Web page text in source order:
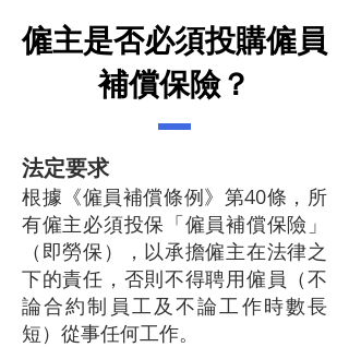
僱主是否必須投購僱員
補償保險？
法定要求
根據《僱員補償條例》第40條，所
有僱主必須投保「僱員補償保險」
（即勞保），以承擔僱主在法律之
下的責任，否則不得聘用僱員（不
論合約制員工及不論工作時數長
短）從事任何工作。